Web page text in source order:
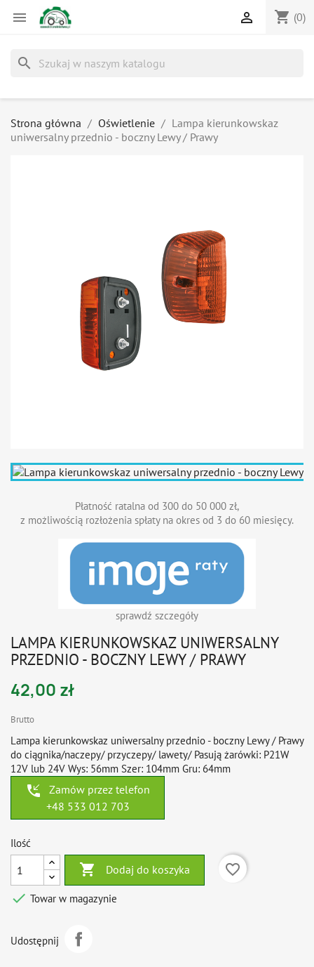
 shopping_cart (0)

search
Strona główna Oświetlenie
Lampa kierunkowskaz
uniwersalny przednio - boczny Lewy / Prawy
Płatność ratalna od 300 do 50 000 zł,
z możliwością rozłożenia spłaty na okres od 3 do 60 miesięcy.
sprawdź szczegóły
LAMPA KIERUNKOWSKAZ UNIWERSALNY
PRZEDNIO - BOCZNY LEWY / PRAWY
42,00 zł
Brutto
Lampa kierunkowskaz uniwersalny przednio - boczny Lewy / Prawy
do ciągnika/naczepy/ przyczepy/ lawety/ Pasują żarówki: P21W
12V lub 24V Wys: 56mm Szer: 104mm Gru: 64mm
phone_callback
Zamów przez telefon
+48 533 012 703
Ilość
 Dodaj do koszyka
favorite_border
 Towar w magazynie
Udostępnij